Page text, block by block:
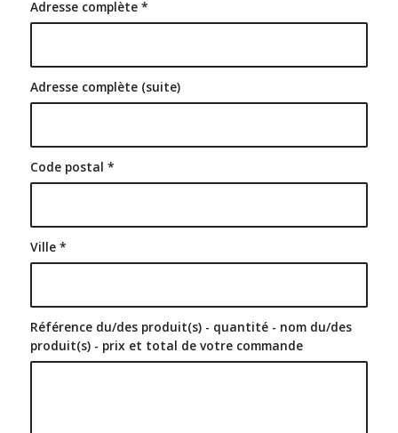
Adresse complète *
Adresse complète (suite)
Code postal *
Ville *
Référence du/des produit(s) - quantité - nom du/des
produit(s) - prix et total de votre commande